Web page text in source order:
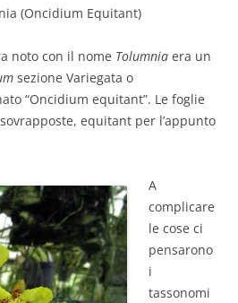
(Oncidium Equitant)
noto con il nome Tolumnia era un
sezione Variegata o
“Oncidium equitant”. Le foglie
equitant per l’appunto
A
complicare
le cose ci
pensarono
i
tassonomi